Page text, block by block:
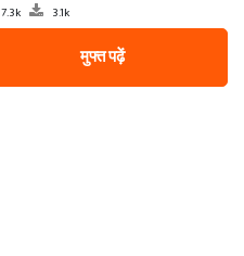
7.3k 3.1k
मुफ्त पढ़ें